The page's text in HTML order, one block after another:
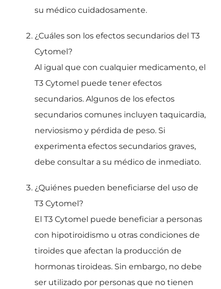
su médico cuidadosamente.
¿Cuáles son los efectos secundarios del T3
Cytomel?
Al igual que con cualquier medicamento, el
T3 Cytomel puede tener efectos
secundarios. Algunos de los efectos
secundarios comunes incluyen taquicardia,
nerviosismo y pérdida de peso. Si
experimenta efectos secundarios graves,
debe consultar a su médico de inmediato.
¿Quiénes pueden beneficiarse del uso de
T3 Cytomel?
El T3 Cytomel puede beneficiar a personas
con hipotiroidismo u otras condiciones de
tiroides que afectan la producción de
hormonas tiroideas. Sin embargo, no debe
ser utilizado por personas que no tienen